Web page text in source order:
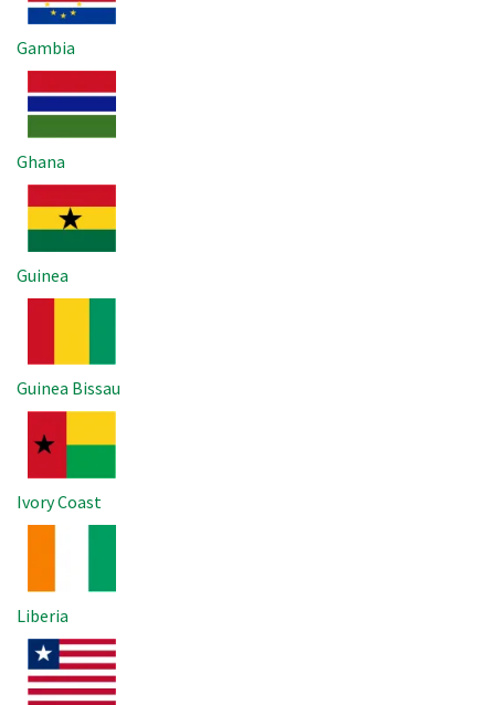
Gambia
Imagem
Ghana
Imagem
Guinea
Imagem
Guinea Bissau
Imagem
Ivory Coast
Imagem
Liberia
Imagem